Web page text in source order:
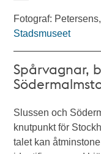
Fotograf:
Stadsmuseet
Spårvagnar,
Slussen och
knutpunkt för
talet kan